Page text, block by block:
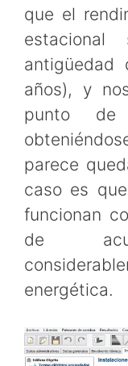
que el
estacional
años), y
punto
parece
caso es
funcionan
de
energética.